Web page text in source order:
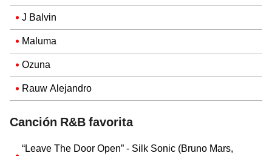
J Balvin
Maluma
Ozuna
Rauw Alejandro
Canción R&B favorita
“Leave The Door Open” - Silk Sonic (Bruno Mars,